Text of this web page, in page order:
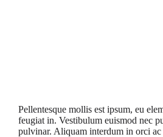
Pellentesque mollis est ipsum, eu
feugiat in. Vestibulum euismod nec
pulvinar. Aliquam interdum in orci